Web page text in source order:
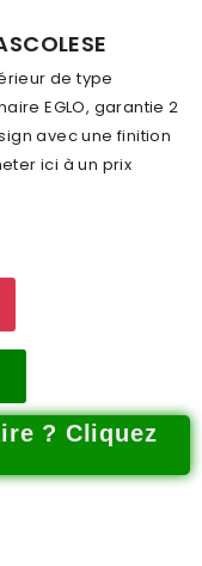
de type
EGLO, garantie 2
avec une finition
ici à un prix
? Cliquez